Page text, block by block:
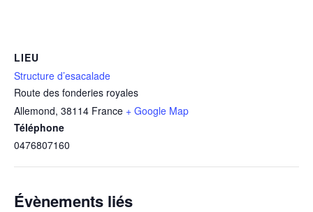
LIEU
Structure d’esacalade
Route des fonderies royales
Allemond, 38114 France + Google Map
Téléphone
0476807160
Évènements liés